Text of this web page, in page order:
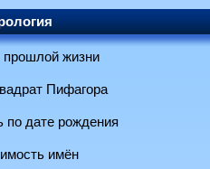
жизни
Пифагора
по дате рождения
имён